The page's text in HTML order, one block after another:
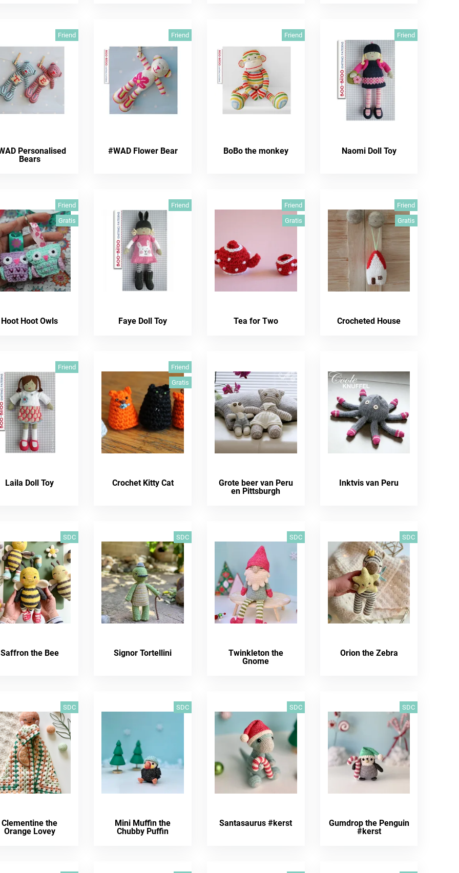
Friend
Personalised
Bears
Friend
#WAD Flower Bear
Friend
BoBo the monkey
Friend
Naomi Doll Toy
Friend
Gratis
Hoot Hoot Owls
Friend
Faye Doll Toy
Friend
Gratis
Tea for Two
Friend
Gratis
Crocheted House
Friend
Laila Doll Toy
Friend
Gratis
Crochet Kitty Cat
Grote beer van Peru
en Pittsburgh
Inktvis van Peru
SDC
Saffron the Bee
SDC
Signor Tortellini
SDC
Twinkleton the
Gnome
SDC
Orion the Zebra
SDC
Clementine the
Orange Lovey
SDC
Mini Muffin the
Chubby Puffin
SDC
Santasaurus #kerst
SDC
Gumdrop the Penguin
#kerst